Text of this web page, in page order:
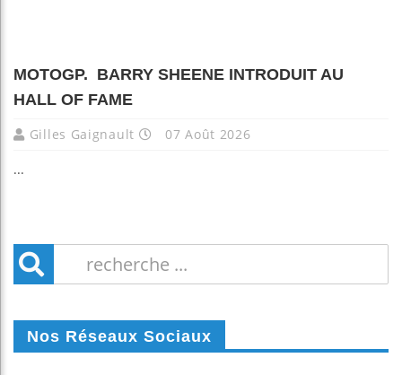
MOTOGP. BARRY SHEENE INTRODUIT AU
HALL OF FAME
Gilles Gaignault 07 Août 2026
...
Nos Réseaux Sociaux